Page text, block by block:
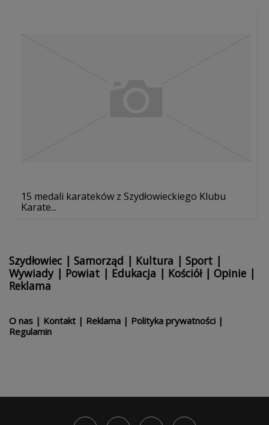
15 medali karateków z Szydłowieckiego Klubu
Karate...
Szydłowiec | Samorząd | Kultura | Sport |
Wywiady| Powiat | Edukacja | Kościół| Opinie |
Reklama
O nas | Kontakt | Reklama | Polityka prywatności |
Regulamin